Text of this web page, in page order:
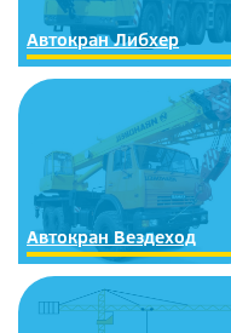
Автокран Либхер
Автокран Вездеход